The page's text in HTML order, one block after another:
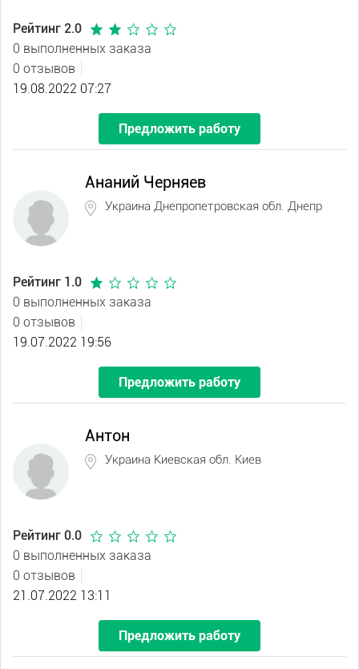
Рейтинг 2.0
0 выполненных заказа
0 отзывов
19.08.2022 07:27
Предложить работу
Ананий Черняев
Украина Днепропетровская обл. Днепр
Рейтинг 1.0
0 выполненных заказа
0 отзывов
19.07.2022 19:56
Предложить работу
Антон
Украина Киевская обл. Киев
Рейтинг 0.0
0 выполненных заказа
0 отзывов
21.07.2022 13:11
Предложить работу